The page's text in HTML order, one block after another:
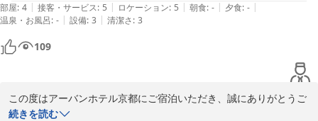
部屋: 4 | 接客・サービス: 5 | ロケーション: 5 | 朝食: - | 夕食: - |
温泉・お風呂: - | 設備: 3 | 清潔さ: 3
109
この度はアーバンホテル京都にご宿泊いただき、誠にありがとうご
ざいます。
続きを読む